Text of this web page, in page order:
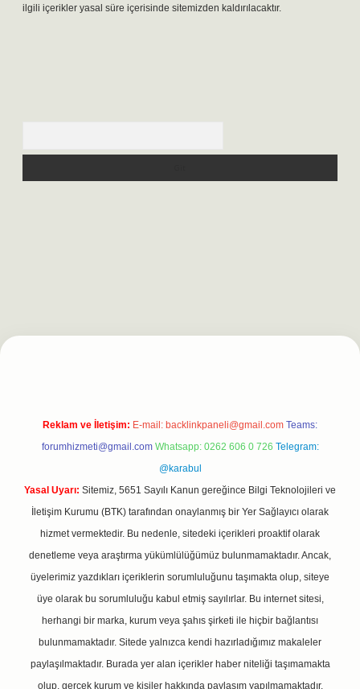
ilgili içerikler yasal süre içerisinde sitemizden kaldırılacaktır.
Reklam ve İletişim: E-mail: backlinkpaneli@gmail.com Teams:
forumhizmeti@gmail.com Whatsapp: 0262 606 0 726 Telegram:
@karabul
Yasal Uyarı: Sitemiz, 5651 Sayılı Kanun gereğince Bilgi Teknolojileri ve
İletişim Kurumu (BTK) tarafından onaylanmış bir Yer Sağlayıcı olarak
hizmet vermektedir. Bu nedenle, sitedeki içerikleri proaktif olarak
denetleme veya araştırma yükümlülüğümüz bulunmamaktadır. Ancak,
üyelerimiz yazdıkları içeriklerin sorumluluğunu taşımakta olup, siteye
üye olarak bu sorumluluğu kabul etmiş sayılırlar. Bu internet sitesi,
herhangi bir marka, kurum veya şahıs şirketi ile hiçbir bağlantısı
bulunmamaktadır. Sitede yalnızca kendi hazırladığımız makaleler
paylaşılmaktadır. Burada yer alan içerikler haber niteliği taşımamakta
olup, gerçek kurum ve kişiler hakkında paylaşım yapılmamaktadır.